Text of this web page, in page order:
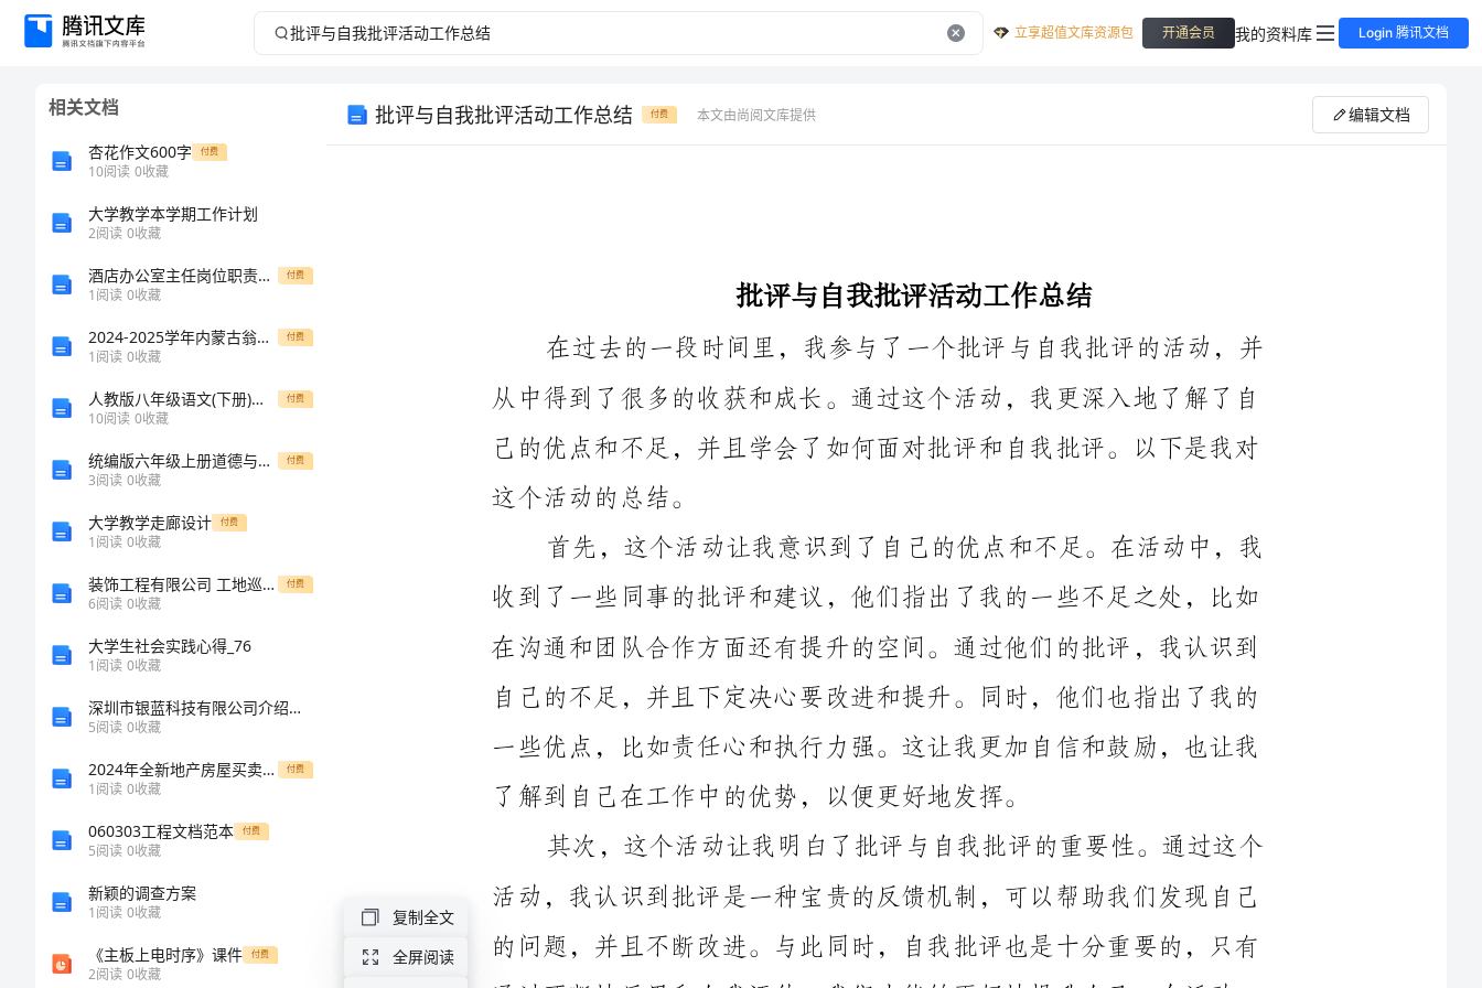
批
立享超值文库资源包 开通会员 我的资料库 Login 腾讯文档
相关文档
杏花作文600字 付费
10阅读 0收藏
大学教学本学期工作计划
2阅读 0收藏
酒店办公室主任岗位职责范本 付费
1阅读 0收藏
2024-2025学年内蒙古翁牛特旗乌丹二中高一数学第一学期期末质量跟踪监视试题含解析 付费
1阅读 0收藏
人教版八年级语文(下册)课内文言文阅读课时作业(附答案) 付费
10阅读 0收藏
统编版六年级上册道德与法治期中模拟考试及答案 付费
3阅读 0收藏
大学教学走廊设计 付费
1阅读 0收藏
装饰工程有限公司 工地巡检记录表 付费
6阅读 0收藏
大学生社会实践心得_76
1阅读 0收藏
深圳市银蓝科技有限公司介绍企业发展分析报告
5阅读 0收藏
2024年全新地产房屋买卖合同 付费
1阅读 0收藏
060303工程文档范本 付费
5阅读 0收藏
新颖的调查方案
1阅读 0收藏
《主板上电时序》课件 付费
2阅读 0收藏
批评与自我批评活动工作总结 付费 本文由尚阅文库提供 编辑文档
合作。
在过去的一段时间里，我参与了一个批评与自我批评的活动，并
己的优点和不足，并且学会了如何面对批评和自我批评。以下是我对
这个活动的总结。
首先，这个活动让我意识到了自己的优点和不足。在活动中，我
自己的不足，并且下定决心要改进和提升。同时，他们也指出了我的
一些优点，比如责任心和执行力强。这让我更加自信和鼓励，也让我
了解到自己在工作中的优势，以便更好地发挥。
其次，这个活动让我明白了批评与自我批评的重要性。通过这个
的问题，并且不断改进。与此同时，自我批评也是十分重要的，只有
通过不断地反思和自我评估，我们才能够更好地提升自己。在活动
中，我学会了如何正确地接受批评和自我批评，并且以积极的心态来
复制全文
全屏阅读